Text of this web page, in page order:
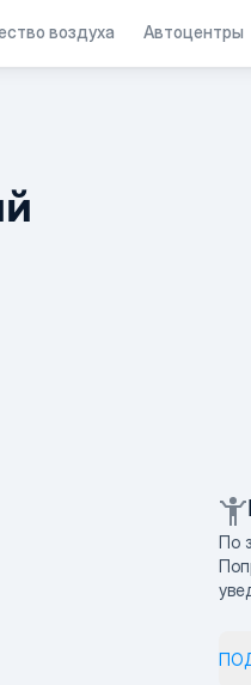
воздуха Автоцентры
По